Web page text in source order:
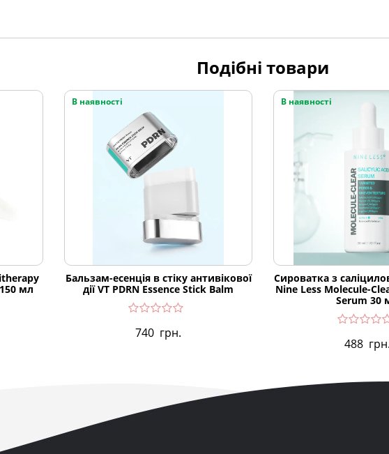
Подібні товари
мл
В наявності
Бальзам-есенція в стіку антивікової
дії VT PDRN Essence Stick Balm
740 грн.
В наявності
Сироватка з
Nine Less Molecule-
Serum 30
488 грн.